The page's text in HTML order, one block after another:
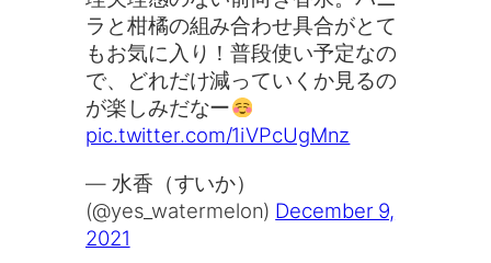
ラと柑橘の組み合わせ具合がとて
もお気に入り！普段使い予定なの
で、どれだけ減っていくか見るの
が楽しみだなー
pic.twitter.com/1iVPcUgMnz
— 水香（すいか）
(@yes_watermelon) December 9,
2021